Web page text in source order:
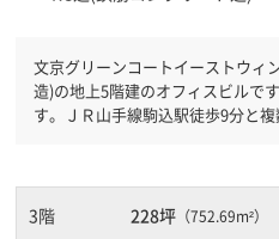
文京グリーンコートイーストウィ
造)の地上5階建のオフィスビルで
す。ＪＲ山手線駒込駅徒歩9分と
車場もありますので、車を利用さ
１フロア２００坪以上ある大規模ビ
3階 228坪 （752.69m²）